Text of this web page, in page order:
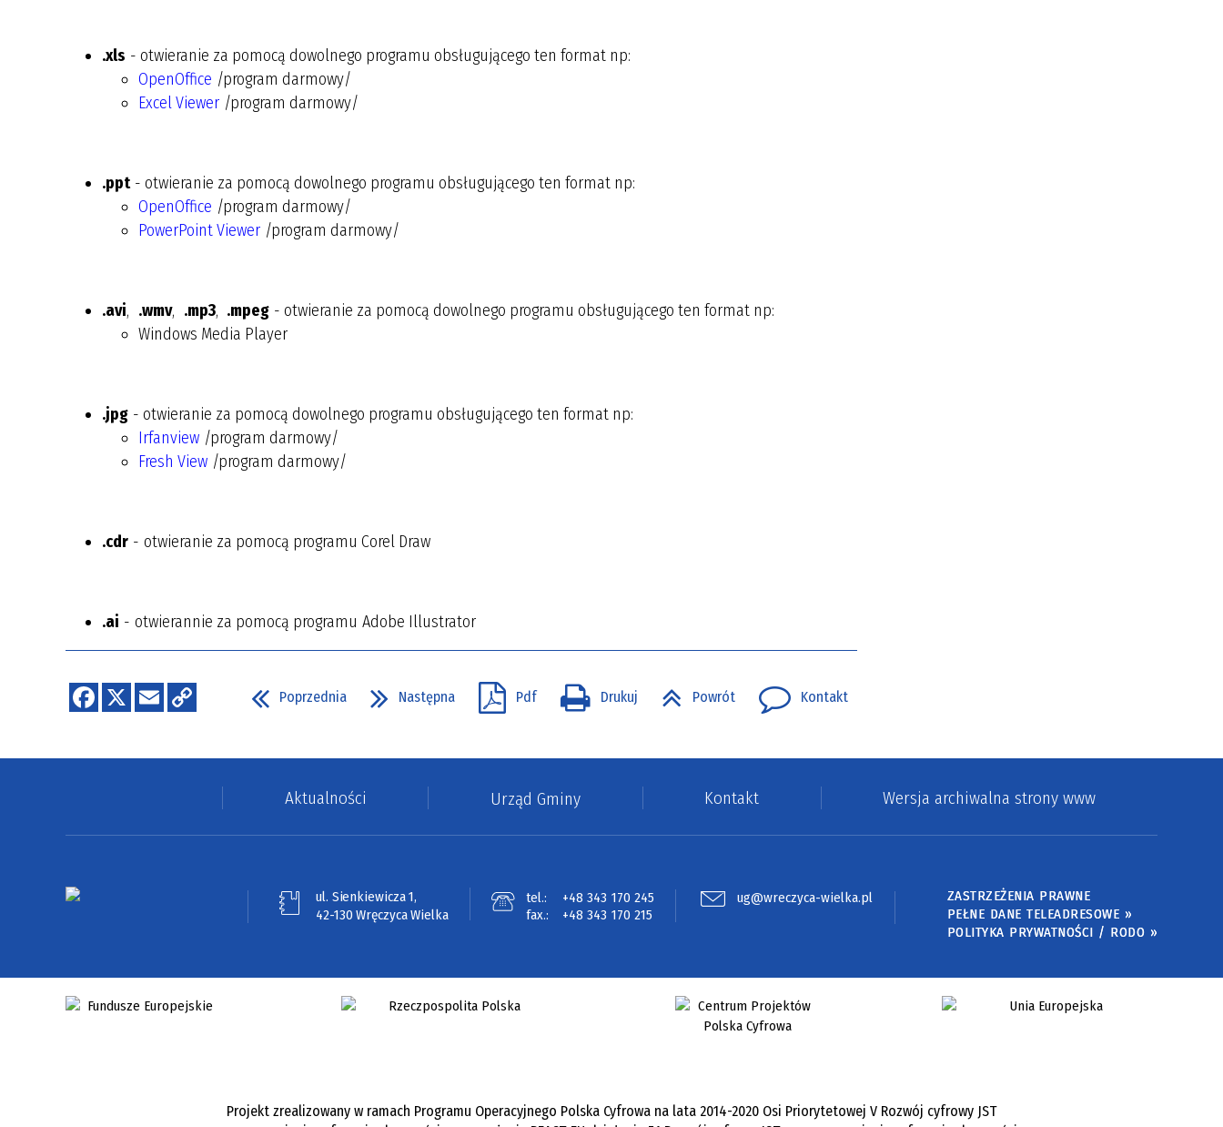
.xls - otwieranie za pomocą dowolnego programu obsługującego ten format np:
OpenOffice /program darmowy/
Excel Viewer /program darmowy/
.ppt- otwieranie za pomocą dowolnego programu obsługującego ten format np:
OpenOffice /program darmowy/
PowerPoint Viewer /program darmowy/
.avi, .wmv, .mp3, .mpeg - otwieranie za pomocą dowolnego programu obsługującego ten format np:
Windows Media Player
.jpg - otwieranie za pomocą dowolnego programu obsługującego ten format np:
Irfanview /program darmowy/
Fresh View /program darmowy/
.cdr - otwieranie za pomocą programu Corel Draw
.ai - otwierannie za pomocą programu Adobe Illustrator
Poprzednia Następna Pdf Drukuj Powrót Kontakt
Aktualności Urząd Gminy Kontakt Wersja archiwalna strony www
ul. Sienkiewicza 1,
42-130 Wręczyca Wielka
tel.:
+48 343 170 245
fax.:
+48 343 170 215
ug@wreczyca-wielka.pl
ZASTRZEŻENIA PRAWNE
PEŁNE DANE TELEADRESOWE »
POLITYKA PRYWATNOŚCI / RODO »
Projekt zrealizowany w ramach Programu Operacyjnego Polska Cyfrowa na lata 2014-2020 Osi Priorytetowej V Rozwój cyfrowy JST